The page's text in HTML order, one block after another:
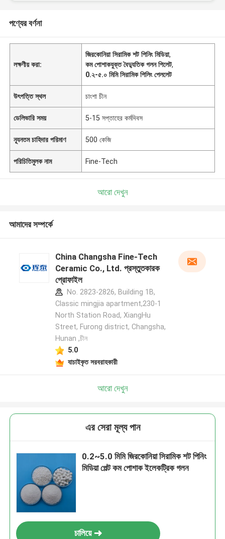
পণ্যের বর্ণনা
লক্ষণীয় করা:
জিরকোনিয়া সিরামিক শট পিনিং মিডিয়া,
কম পোশাকযুক্ত বৈদ্যুতিক গলন পিলেট,
0.২-৫.০ মিমি সিরামিক পিলিং পেললেট
উৎপত্তি স্থল চাংশা চীন
ডেলিভারি সময় 5-15 সপ্তাহের কর্মদিবস
ন্যূনতম চাহিদার পরিমাণ 500 কেজি
পরিচিতিমুলক নাম Fine-Tech
আরো দেখুন
আমাদের সম্পর্কে
China Changsha Fine-Tech
Ceramic Co., Ltd. প্রস্তুতকারক
প্রোফাইল
No. 2823-2826, Building 1B,
Classic mingjia apartment,230-1
North Station Road, XiangHu
Street, Furong district, Changsha,
Hunan ,চীন
5.0
যাচাইকৃত সরবরাহকারী
আরো দেখুন
এর সেরা মূল্য পান
0.2~5.0 মিমি জিরকোনিয়া সিরামিক শট পিনিং
মিডিয়া পেল্ট কম পোশাক ইলেকট্রিক গলন
চালিয়ে